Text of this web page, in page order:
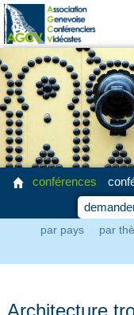
conférences
par pays par
Architecture